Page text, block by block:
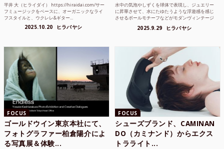
平井 大（ヒライダイ） https://hiraidai.com/サー
フミュージックをベースに、オーガニックなライ
フスタイルと、ウクレレ&ギター...
2025.10.20 ヒラバヤシ
水中の気泡やしずくを球体で表現し、ジュエリー
に昇華させて、水にたゆたうような浮遊感を感じ
させるボールモチーフなどがモダンヴィンテージ
2025.9.29 ヒラバヤシ
FOCUS
ゴールドウイン東京本社にて、
フォトグラファー柏倉陽介によ
る写真展＆体験...
FOCUS
シューズブランド、CAMINAN
DO（カミナンド）からエクス
トラライト...